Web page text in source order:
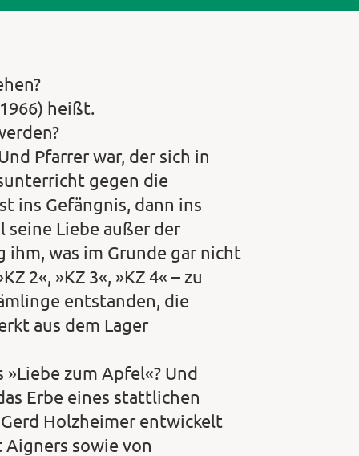
heißt.
Pfarrer war, der sich in
gegen die
ins Gefängnis, dann ins
seine Liebe außer der
ihm, was im Grunde gar nicht
2«, »KZ 3«, »KZ 4« – zu
entstanden, die
aus dem Lager
zum Apfel«? Und
Erbe eines stattlichen
Holzheimer entwickelt
sowie von